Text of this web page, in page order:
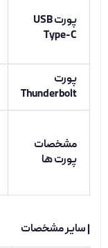
پورت USB
Type-C
پورت
Thunderbolt
مشخصات
پورت ها
| سایر مشخصات